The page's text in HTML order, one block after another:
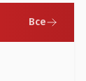
Все